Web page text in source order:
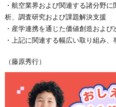
・航空業界および関連する諸分野
析、調査研究および課題解決支援
・産学連携を通じた価値創造およ
・上記に関連する幅広い取り組み、
（藤原秀行）